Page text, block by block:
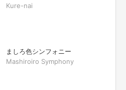
Kure-nai
ましろ色シンフォニー
Mashiroiro Symphony